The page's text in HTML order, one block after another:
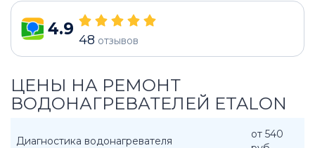
4.9
48 отзывов
ЦЕНЫ НА РЕМОНТ
ВОДОНАГРЕВАТЕЛЕЙ ETALON
Диагностика водонагревателя
от 540